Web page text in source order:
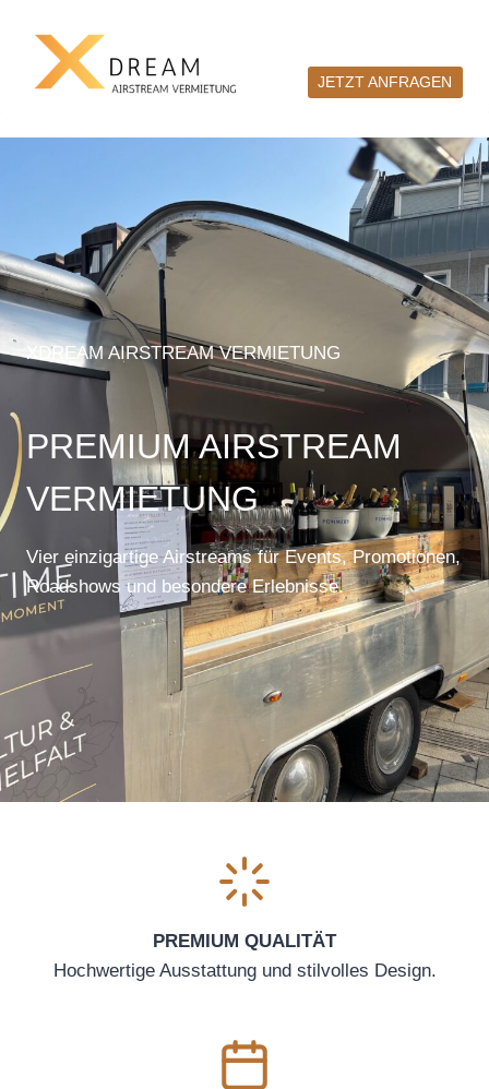
Inhalt
springen
JETZT ANFRAGEN
XDREAM AIRSTREAM VERMIETUNG
PREMIUM AIRSTREAM
VERMIETUNG
Vier einzigartige Airstreams für Events, Promotionen,
Roadshows und besondere Erlebnisse.
PREMIUM QUALITÄT
Hochwertige Ausstattung und stilvolles Design.